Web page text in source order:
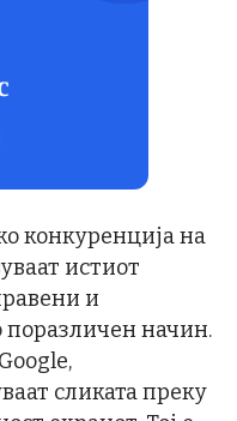
конкуренција на
истиот
и
начин.
сликата преку